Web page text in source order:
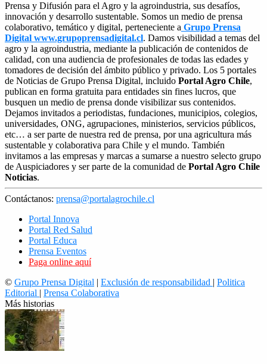
Prensa y Difusión para el Agro y la agroindustria, sus desafíos,
innovación y desarrollo sustentable. Somos un medio de prensa
colaborativo, temático y digital, perteneciente a Grupo Prensa
Digital www.grupoprensadigital.cl. Damos visibilidad a temas del
agro y la agroindustria, mediante la publicación de contenidos de
calidad, con una audiencia de profesionales de todas las edades y
tomadores de decisión del ámbito público y privado. Los 5 portales
de Noticias de Grupo Prensa Digital, incluido Portal Agro Chile,
publican en forma gratuita para entidades sin fines lucros, que
busquen un medio de prensa donde visibilizar sus contenidos.
Dejamos invitados a periodistas, fundaciones, municipios, colegios,
universidades, ONG, agrupaciones, ministerios, servicios públicos,
etc… a ser parte de nuestra red de prensa, por una agricultura más
sustentable y colaborativa para Chile y el mundo. También
invitamos a las empresas y marcas a sumarse a nuestro selecto grupo
de Auspiciadores y ser parte de la comunidad de Portal Agro Chile
Noticias.
Contáctanos: prensa@portalagrochile.cl
Portal Innova
Portal Red Salud
Portal Educa
Prensa Eventos
Paga online aquí
© Grupo Prensa Digital | Exclusión de responsabilidad | Politica
Editorial | Prensa Colaborativa
Más historias